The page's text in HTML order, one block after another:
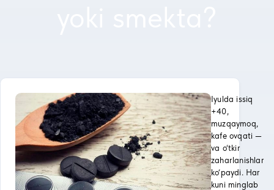
Iyulda issiq
+40,
muzqaymoq,
kafe ovqati —
va o‘tkir
zaharlanishlar
ko‘paydi. Har
kuni minglab